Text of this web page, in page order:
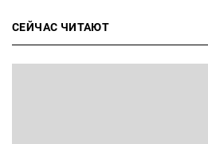
СЕЙЧАС ЧИТАЮТ